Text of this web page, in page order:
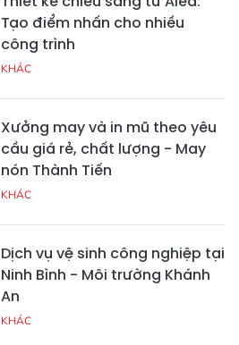
Tạo điểm nhấn cho nhiều
công trình
KHÁC
Xưởng may và in mũ theo yêu
cầu giá rẻ, chất lượng - May
nón Thành Tiến
KHÁC
Dịch vụ vệ sinh công nghiệp tại
Ninh Bình - Môi trường Khánh
An
KHÁC